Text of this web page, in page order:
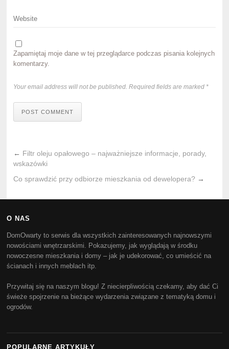
Zapamiętaj moje dane w tej przeglądarce podczas pisania kolejnych
komentarzy.
Your email address will not be published. Required fields are marked *
POST COMMENT
← Filtr oleju opałowego – najważniejsze informacje, porady,
wskazówki
Co sprawdzić przy odbiorze mieszkania od dewelopera? →
O NAS
DomOwarty to serwis dla wszystkich zainteresowanych najnowszymi
nowościami wnętrzarskimi. Pokazujemy, jak wyglądają w środku
nowoczesne mieszkania i domy – jak je udekorować, co umieścić na
ścianach i innych meblach itp.
Przywitaj się na naszym blogu! Z niecierpliwością czekamy, aby dać Ci
świeże spojrzenie na bieżące wydarzenia związane z tematyką domu i
ogrodów.
POPULARNE ARTYKUŁY